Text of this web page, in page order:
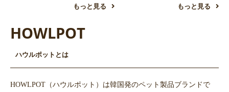
もっと見る もっと見る
お買い物を続ける
HOWLPOT
ハウルポットとは
HOWLPOT（ハウルポット）は韓国発のペット製品ブランドで